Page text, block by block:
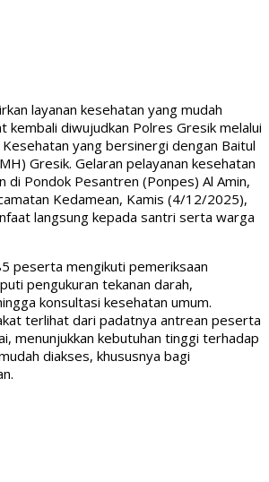
layanan kesehatan yang mudah
kembali diwujudkan Polres Gresik melalui
yang bersinergi dengan Baitul
Gresik. Gelaran pelayanan kesehatan
di Pondok Pesantren (Ponpes) Al Amin,
Kedamean, Kamis (4/12/2025),
langsung kepada santri serta warga
peserta mengikuti pemeriksaan
pengukuran tekanan darah,
konsultasi kesehatan umum.
terlihat dari padatnya antrean peserta
menunjukkan kebutuhan tinggi terhadap
diakses, khususnya bagi